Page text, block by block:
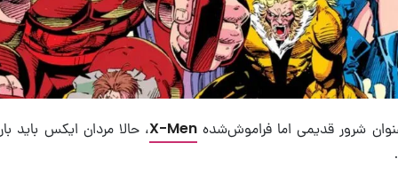
شرور قدیمی اما فراموش‌شدهX-Men، حالا مردان ایکس باید